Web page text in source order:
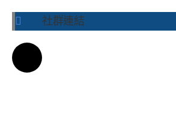
社群連結